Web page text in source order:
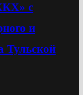
с
и
Тульской